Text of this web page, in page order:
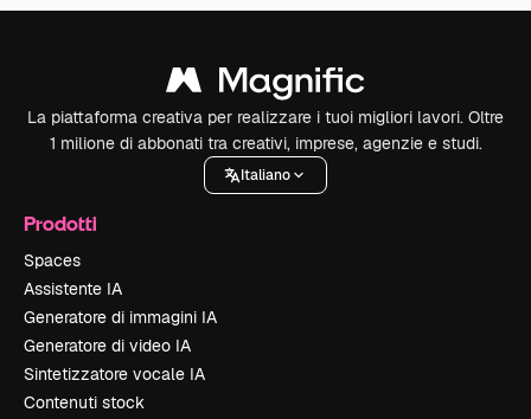
La piattaforma creativa per realizzare i tuoi migliori lavori. Oltre
1 milione di abbonati tra creativi, imprese, agenzie e studi.
Italiano
Prodotti
Spaces
Assistente IA
Generatore di immagini IA
Generatore di video IA
Sintetizzatore vocale IA
Contenuti stock